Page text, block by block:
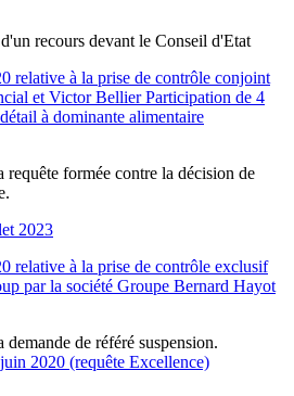
recours devant le Conseil d'Etat
relative à la prise de contrôle conjoint
et Victor Bellier Participation de 4
à dominante alimentaire
formée contre la décision de
2023
relative à la prise de contrôle exclusif
par la société Groupe Bernard Hayot
de référé suspension.
2020 (requête Excellence)